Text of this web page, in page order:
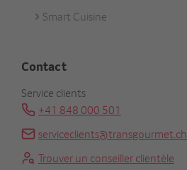
Smart Cuisine
Contact
Service clients
+41 848 000 501
serviceclients@transgourmet.ch
Trouver un conseiller clientèle